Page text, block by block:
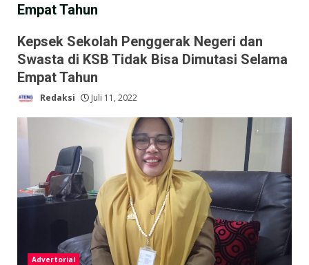
Empat Tahun
Kepsek Sekolah Penggerak Negeri dan
Swasta di KSB Tidak Bisa Dimutasi Selama
Empat Tahun
Redaksi Juli 11, 2022
Advertorial